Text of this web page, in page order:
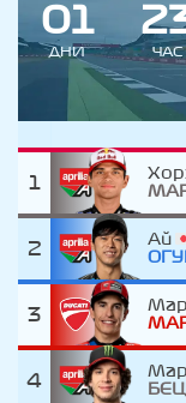
01
ДНИ
2
ЧАС
1
2
Ай
3
4